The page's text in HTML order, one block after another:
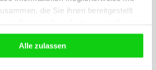
die Sie ihnen bereitgestellt
Alle zulassen